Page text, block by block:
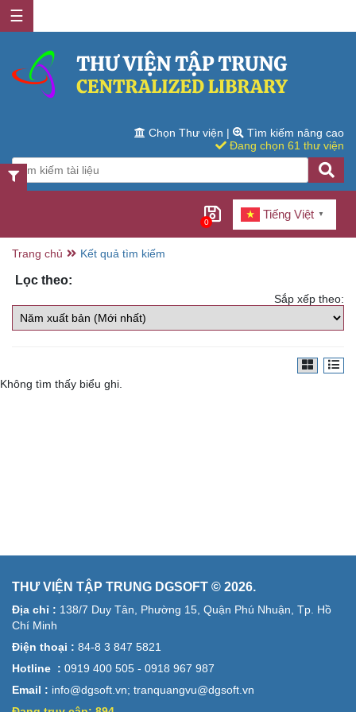
☰
Chọn Thư viện |
Tìm kiếm nâng cao
Đang chọn 61 thư viện
0
Tiếng Việt ▼
Trang chủ Kết quả tìm kiếm
Lọc theo:
Sắp xếp theo:
Không tìm thấy biểu ghi.
THƯ VIỆN TẬP TRUNG DGSOFT © 2026.
Địa chỉ : 138/7 Duy Tân, Phường 15, Quận Phú Nhuận, Tp. Hồ
Chí Minh
Điện thoại : 84-8 3 847 5821
Hotline : 0919 400 505 - 0918 967 987
Email : info@dgsoft.vn; tranquangvu@dgsoft.vn